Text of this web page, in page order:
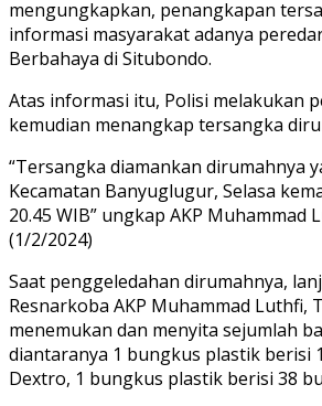
mengungkapkan, penangkapan
informasi masyarakat adanya
Berbahaya di Situbondo.
Atas informasi itu, Polisi melakukan
kemudian menangkap tersangka
“Tersangka diamankan dirumahnya
Kecamatan Banyuglugur, Selasa
20.45 WIB” ungkap AKP Muhammad
(1/2/2024)
Saat penggeledahan dirumahnya,
Resnarkoba AKP Muhammad Luthfi,
menemukan dan menyita sejumlah
diantaranya 1 bungkus plastik berisi
Dextro, 1 bungkus plastik berisi 38